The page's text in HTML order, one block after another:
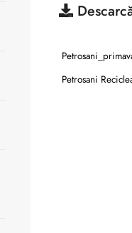
Petrosani